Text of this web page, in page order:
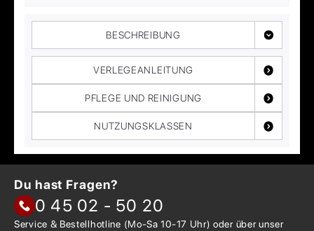
BESCHREIBUNG
VERLEGEANLEITUNG
PFLEGE UND REINIGUNG
NUTZUNGSKLASSEN
Du hast Fragen?
0 45 02 - 50 20
Service & Bestellhotline (Mo-Sa 10-17 Uhr) oder überunser